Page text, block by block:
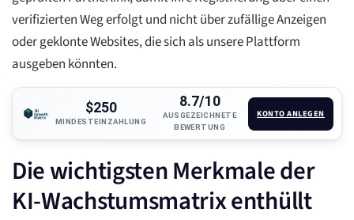
verifizierten Weg erfolgt und nicht über zufällige Anzeigen
oder geklonte Websites, die sich als unsere Plattform
ausgeben könnten.
$250
MINDESTEINZAHLUNG
8.7/10
AUSGEZEICHNETE
BEWERTUNG
KONTO ANLEGEN
Die wichtigsten Merkmale der
KI-Wachstumsmatrix enthüllt